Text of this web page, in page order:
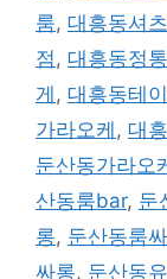
룸, 대흥동셔
점, 대흥동정
게 , 대흥동테
가라오케 , 대
둔산동가라오
산동룸bar, 둔
롱, 둔산동룸
싸롱, 둔산동